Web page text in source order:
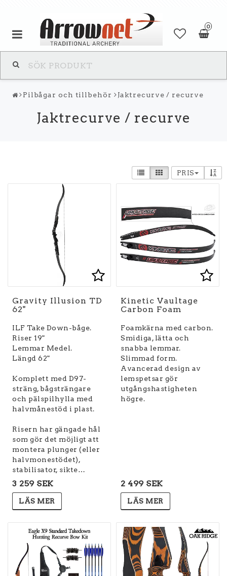
0
Pilbågar och tillbehör Jaktrecurve / recurve
Jaktrecurve / recurve
PRIS
Lägg till i
Lägg till i
Gravity Illusion TD
62"
ILF Take Down-båge.
Riser 19"
Lemmar Medel.
Längd 62"
Komplett med D97-
sträng, bågsträngare
och pälspilhylla med
halvmånestöd i plast.
Risern har gängade hål
som gör det möjligt att
montera plunger (eller
halvmonestödet),
stabilisator, sikte…
3 259 SEK
LÄS MER
Kinetic Vaultage
Carbon Foam
Foamkärna med carbon.
Smidiga, lätta och
snabba lemmar.
Slimmad form.
Avancerad design av
lemspetsar gör
utgångshastigheten
2 499 SEK
LÄS MER